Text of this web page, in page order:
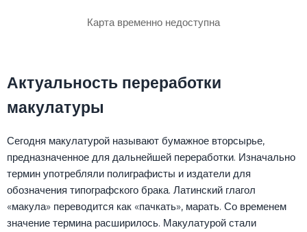
Карта временно недоступна
Актуальность переработки
макулатуры
Сегодня макулатурой называют бумажное вторсырье,
предназначенное для дальнейшей переработки. Изначально
термин употребляли полиграфисты и издатели для
обозначения типографского брака. Латинский глагол
«макула» переводится как «пачкать», марать. Со временем
значение термина расширилось. Макулатурой стали